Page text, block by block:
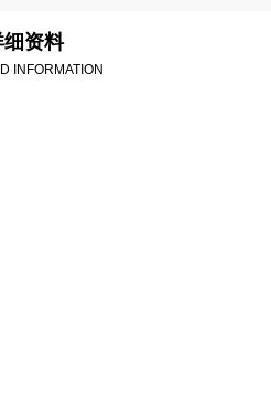
细资料
INFORMATION